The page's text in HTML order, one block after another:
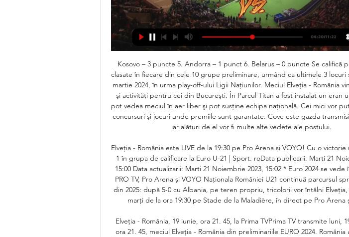
Kosovo – 3 puncte 5. Andorra – 1 punct 6. Belarus – 0 puncte Se califică primele două clasate în fiecare din cele 10 grupe preliminare, urmând ca ultimele 3 locuri să fie decise în martie 2024, în urma play-off-ului Ligii Naţiunilor. Meciul Elveţia - România vine cu surprize şi activităţi pentru cei din Bucureşti. În Parcul Titan a fost instalat un eran unde oamenii pot vedea meciul în aer liber şi pot susţine echipa naţională. Cei mici vor putea lua parte la concursuri şi jocuri unde premiile sunt garantate. Cove este gazda transmisiunii din parc, iar alături de el vor fi multe alte vedete ale postului. 

Elveția - România este LIVE de la 19:30 pe Pro Arena și VOYO! Cu o victorie urcăm pe locul 1 în grupa de calificare la Euro U-21 | Sport. roData publicarii: Marti 21 Noiembrie 2023, 15:00 Data actualizarii: Marti 21 Noiembrie 2023, 15:02 * Euro 2024 se vede în România la PRO TV, Pro Arena și VOYO Naţionala României U21 continuă parcursul spre EURO U21 din 2025: după 5-0 cu Albania, pe teren propriu, tricolorii vor întâlni Elveția, în deplasare, marți de la ora 19:30 pe Stade de la Maladière, în direct pe Pro Arena și VOYO. 

Elveţia - România, 19 iunie, ora 21. 45, la Prima TVPrima TV transmite luni, 19 iunie, de la ora 21. 45, meciul Elveţia - România din preliminariile EURO 2024. România are 7 puncte după primele trei meciuri, învingând Andorra cu 2-0 în deplasare, apoi acasă Belarus cu 2-1, iar vineri, egal, scor 0-0, cu Kosovo. CLASAMENTUL GRUPEI: Clasamentul grupei: 1. Elveţia – 9 puncte 2. România – 7 puncte 3. Israel – 7 puncte 4. 

România x Elveția H2H • 21.11.2023 ≡ fscore.ro ... live, Rezultate fotbal, Scoruri fotbal live, Ultimele scoruri fotbalistice. You must be 18 years old or over to use this site. Please bet responsibly ...

Echipa națională de fotbal a României | Bucharest acum 17 ore — Elveția, în ultimul meci al anului pentru România U21! ELVEȚIA - ROMÂNIA, mâine, 21 noiembrie, ora 19:30, LIVE pe PRO ARENA! Georgescu Ionut Daniel and 241 ...

21 noiembrie UPDATE Selecționata antrenată de Daniel Pancu a susținut luni seară ședința de pregătire oficială înaintea partidei cu Elveția, de marți, 21 noiembrie, ora 19:30, pe Stade de la Maladière, din Neuchatel. UPDATE Pentru meciul României cu Elveția, UEFA a delegat o brigadă de arbitri din Cehia. 

Switzerland - Romania Rezumat: Fotbal Scoruri & Rezumate Calificările pentru Campionatul European UEFA In direct Urmăriți meciul live de Calificările pentru Campionatul European UEFA Fotbal dintre Switzerland și ...

Mihai Dobra, medic primar chirurgie urologică la Centrul de uronefrologie si transplant de la Institutul Clinic Fundeni. Realizator Ioana Brusten Fotbal, Preliminariile EURO 2024, grupa I: ROMÂNIA – ELVETIA Transmisiune directă de pe stadionul Arena Natională din Bucuresti. Comentatori Robert Siscă si Bogdan Pasăre. 

romania-actualitati. roUrmează în programul Radio România Actualităţi Radiojurnal (politice, economice, sociale, culturale *Meteo*) CONTRACRONOMETRU Realizator Radu Antofi 18. 55 Publicitate Ştiri (politice, economice, sociale, culturale * Meteo * Sport) ALTERNATIVE Realizator Dan Alexandru 19. 55 Publicitate ANTENA PARTIDELOR PARLAMENTARE LA DISPOZITIA DUMNEAVOASTRA Realizator Anca Şurian Caproş Noapte bună, copii! „Soldatul şi Vânătorul” de Fraţii EXCELENTA LA EA ACASĂ Invitat: dr. 

România a fost repartizată în grupa I, alături de Elveția Israel, Belarus, Andorra și Kosovo. Primele două clasate din fiecare grupă se califică direct la EURO 2024. În total 20 de echipe se vor califica la EURO 2024 la finalul fazei grupelor. Alte trei reprezentative îşi vor câştiga locul la turneul final în urma play-off-urilor Ligii Naţiunilor, în martie 2024. Germania, gaza turneului final, este calificată din oficiu. Programul și rezultatele din preliminariile EURO 2024Programul corespunde fusului orar al RomânieiGrupa A - clasamentSpania - 21p (calificată matematic la EURO 2024)Scoția - 17p (calificată matematic la EURO 2024)Novergia - 11pGeorgia - 8pCipru - 0pProgramul grupei A din preliminariile EURO 202416 noiembrie 2023Georgia - Scoția 2-2Cipru - Spania 1-319 noiembrie 2023Scoția - Norvegia 3-3Spania - Georgia 3-1Rezultatele din grupa A din preliminariile EURO 202425 martie 2023: Scoția - Cipru 3-0Spania - Norvegia 3-028 martie 2023: Georgia - Norvegia 1-1Scoția - Spania 2-017 iunie 2023Norvegia - Scoția 1-2Cipru - Georgia 1-220 iunie 2023Norvegia - Cipru 3-1Scoția - Georgia 2-08 septembrie 2023Georgia - Spania 1-7Cipru - Scoția 0-312 septembrie 2023Norvegia - Georgia 2-0 Spania - Cipru 6-012 octombrie 2023Cipru - Norvegia 0-4 Spania - Scoția 2-015 octombrie 2023Georgia - Cipru 4-0Norvegia - Spania 0-1 Grupa B - clasamentFranța - 21p (calificată matematic la EURO 2024)Țările de Jos - 15p (calificată matematic la EURO 2024)Grecia - 12pIrlanda - 6pGibraltar - 0pProgramul grupei B din preliminariile EURO 202416 octombrie 2023Gibraltar - Irlanda 0-4Grecia - Țările de Jos 0-118 noiembrie 2023Franța - Gibraltar 14-0Țările de Jos - Irlanda 1-021 noiembrie 2023Gibraltar - Țările de Jos, ora 21:45Grecia - Franța, ora 21:45Rezultatele din grupa B din preliminariile EURO 202424 martie 2023:Franța - Țările de Jos 4-0Gibraltar - Grecia 0-327 martie 2023:Țările de Jos - Gibraltar 3-0Irlanda - Franța 0-116 iunie 2023Gibraltar - Franța 0-3Grecia - Irlanda 2-119 iunie 2023Franța - Grecia 1-0Irlanda - Gibraltar 3-07 septembrie 2023Franța - Irlanda 2-0Țările de Jos - Grecia 3-010 septembrie 2023Grecia - Gibraltar 5-0 Irlanda - Țările de Jos 1-2 13 octombrie 2023Țările de Jos- Franța 1-2Irlanda - Grecia 0-2Grupa C - clasamentAnglia - 20p (calificată matematic la EURO 2024)Italia - 14p (calificată matematic la EURO 2024)Ucraina - 14pMacedonia de Nord - 8pMalta - 0pProgramul grupei C din preliminariile EURO 202417 noiembrie 2023Anglia - Malta 2-0Italia - Macedonia de Nord 5-220 noiembrie 2023Macedonia de Nord - Anglia 1-1Ucraina - Italia 0-0Rezultatele din grupa C din preliminariile EURO 202423 martie 2023:Italia - Anglia 1-2Macedonia de Nord - Malta 2-126 martie 2023:Anglia - Ucraina 2-0Malta - Italia 0-216 iunie 2023Malta - Anglia 0-4Macedonia de Nord - Ucraina 2-319 iunie 2023Anglia - Macedonia de Nord 7-0Ucraina - Malta 1-09 septembrieUcraina - Anglia 1-1Macedonia de Nord - Italia 1-1 12 septembrie 2023Italia - Ucraina 2-1 Malta - Macedonia de Nord 0-2 14 octombrie 2023Ucraina - Macedonia de Nord 2-0Italia - Malta 4-017 octombrie 2023Anglia - Italia 3-1Malta - Ucraina 1-3Grupa D - clasamentTurcia - 16p (calificată matematic la EURO 2024)Croația - 13pȚara Galilor - 11pArmenia - 8pLetonia - 3pProgramul grupei D din preliminariile EURO 202418 noiembrie 2023Armenia - Țara Galilor 1-1Letonia - Croația 0-221 noiembrie 2023Croația - Armenia, ora 21:45Țara Galilor - Turcia, ora 21:45Rezultatele din grupa D din preliminariile EURO 202425 martie 2023: Armenia - Turcia 1-2Croația - Țara Galilor 1-128 martie 2023:Turcia - Croația 0-2Țara Galilor - Letonia 1-016 iunie 2023Letonia - Turcia 2-3Țara Galilor - Armenia 2-419 iunie 2023Armenia - Letonia 2-1Turcia - Țara Galilor 2-08 septembrie 2023Croația - Letonia 5-0Turcia - Armenia 1-111 septembrieArmenia - Croația 0-1 Letonia - Țara Galilor 0-2 12 octombrieLetonia - Armenia 2-0 Croația - Turcia 0-115 octombrie 2023Turcia - Letonia 4-0 Țara Galilor - Croația 2-1 Grupa E - clasamentAlbania - 15p (calificată matematic la EURO 2024)Cehia - 15p (calificată matematic la EURO 2024)Polonia - 11pRepublica Moldova - 10pInsulele Feroe - 1pProgramul grupei E din preliminariile EURO 202417 noiembrie 2023Republica Moldova - Albania 1-1Polonia - Cehia 1-120 noiembrie 2023Albania - Insulele Feroe 0-0Cehia - Republica Moldova 3-0Rezultatele din grupa E din preliminariile EURO 202424 martie 2023:Cehia - Polonia 3-1Republica Moldova - Insulele Feroe 1-127 martie 2023:Republica Moldova - Cehia 0-0Polonia - Albania 1-017 iunie 2023Albania - Republica Moldova 2-0Insulele Feroe - Cehia 0-320 iunie 2023Insulele Feroe - Albania 1-3Republica Moldova - Polonia 3-27 septembrie 2023Cehia - Albania 1-1Polonia - Insulele Feroe 2-010 septembrie 2023Insulele Feroe - Republica Moldova 0-1 Albania - Polonia 2-0 12 octombrie 2023Albania - Cehia 3-0Insulele Feroe - Polonia 0-215 octombrie 2023Cehia - Insulele Feroe 1-0Polonia - Republica Moldova 1-1 Grupa F - clasamentBelgia - 20p (calificată matematic la EURO 2024)Austria - 19p (calificată matematic la EURO 2024)Suedia - 10pAzerbaidjan - 7pEstonia - 1pProgramul grupei F din preliminariile EURO 202416 noiembrie 2023Azerbaidjan - Suedia 3-0Estonia - Austria 0-219 noiembrie 2023Belgia -